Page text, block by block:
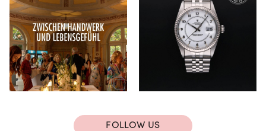
FOLLOW US